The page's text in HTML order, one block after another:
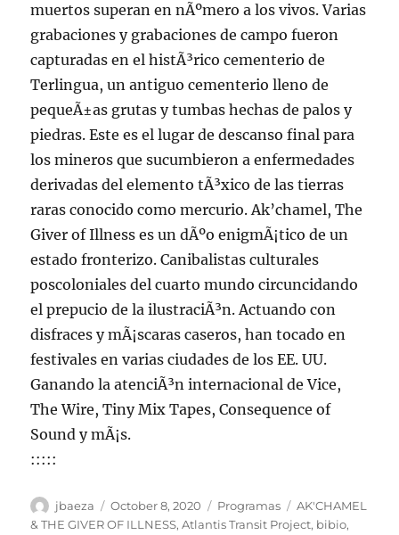
muertos superan en nÃºmero a los vivos. Varias
grabaciones y grabaciones de campo fueron
capturadas en el histÃ³rico cementerio de
Terlingua, un antiguo cementerio lleno de
pequeÃ±as grutas y tumbas hechas de palos y
piedras. Este es el lugar de descanso final para
los mineros que sucumbieron a enfermedades
derivadas del elemento tÃ³xico de las tierras
raras conocido como mercurio. Ak’chamel, The
Giver of Illness es un dÃºo enigmÃ¡tico de un
estado fronterizo. Canibalistas culturales
poscoloniales del cuarto mundo circuncidando
el prepucio de la ilustraciÃ³n. Actuando con
disfraces y mÃ¡scaras caseros, han tocado en
festivales en varias ciudades de los EE. UU.
Ganando la atenciÃ³n internacional de Vice,
The Wire, Tiny Mix Tapes, Consequence of
Sound y mÃ¡s.
:::::
Author
jbaeza
Posted
on
October 8, 2020 Categories
Programas Tags
AK'CHAMEL
& THE GIVER OF ILLNESS,Atlantis Transit Project, bibio,